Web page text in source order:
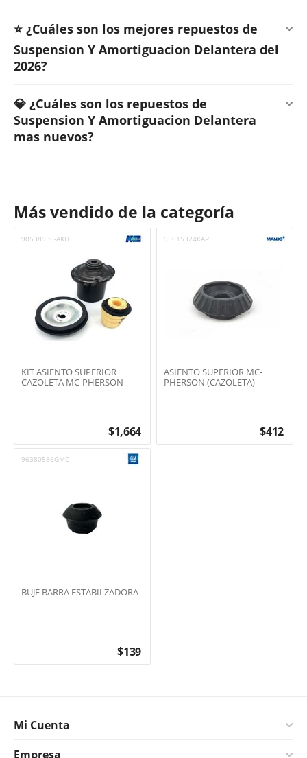
⭐ ¿Cuáles son los mejores repuestos de
Suspension Y Amortiguacion Delantera del
2026?
💎 ¿Cuáles son los repuestos de
Suspension Y Amortiguacion Delantera
mas nuevos?
Más vendido de la categoría
90538936-AKIT
KIT ASIENTO SUPERIOR
CAZOLETA MC-PHERSON
$1,664
95015324KAP
ASIENTO SUPERIOR MC-
PHERSON (CAZOLETA)
$412
96380586GMC
BUJE BARRA ESTABILZADORA
$139
Mi Cuenta
Empresa